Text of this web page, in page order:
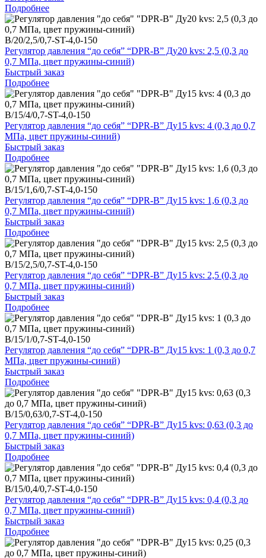
Подробнее
B/20/2,5/0,7-ST-4,0-150
Регулятор давления “до себя” “DPR-B” Ду20 kvs: 2,5 (0,3 до
0,7 МПа, цвет пружины-синий)
Быстрый заказ
Подробнее
B/15/4/0,7-ST-4,0-150
Регулятор давления “до себя” “DPR-B” Ду15 kvs: 4 (0,3 до 0,7
МПа, цвет пружины-синий)
Быстрый заказ
Подробнее
B/15/1,6/0,7-ST-4,0-150
Регулятор давления “до себя” “DPR-B” Ду15 kvs: 1,6 (0,3 до
0,7 МПа, цвет пружины-синий)
Быстрый заказ
Подробнее
B/15/2,5/0,7-ST-4,0-150
Регулятор давления “до себя” “DPR-B” Ду15 kvs: 2,5 (0,3 до
0,7 МПа, цвет пружины-синий)
Быстрый заказ
Подробнее
B/15/1/0,7-ST-4,0-150
Регулятор давления “до себя” “DPR-B” Ду15 kvs: 1 (0,3 до 0,7
МПа, цвет пружины-синий)
Быстрый заказ
Подробнее
B/15/0,63/0,7-ST-4,0-150
Регулятор давления “до себя” “DPR-B” Ду15 kvs: 0,63 (0,3 до
0,7 МПа, цвет пружины-синий)
Быстрый заказ
Подробнее
B/15/0,4/0,7-ST-4,0-150
Регулятор давления “до себя” “DPR-B” Ду15 kvs: 0,4 (0,3 до
0,7 МПа, цвет пружины-синий)
Быстрый заказ
Подробнее